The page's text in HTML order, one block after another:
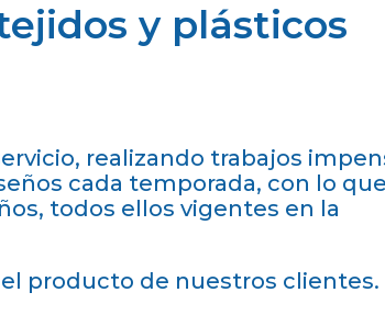
y plásticos
realizando trabajos
cada temporada, con lo que
todos ellos vigentes en la
producto de nuestros clientes.